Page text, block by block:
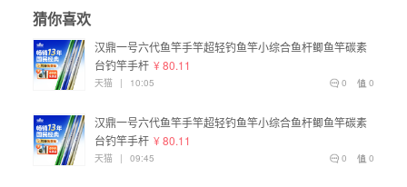
猜你喜欢
汉鼎一号六代鱼竿手竿超轻钓鱼竿小综合鱼杆鲫鱼竿碳素
台钓竿手杆 ¥ 80.11
0
0
天猫 | 10:05
汉鼎一号六代鱼竿手竿超轻钓鱼竿小综合鱼杆鲫鱼竿碳素
台钓竿手杆 ¥ 80.11
0
0
天猫 | 09:45